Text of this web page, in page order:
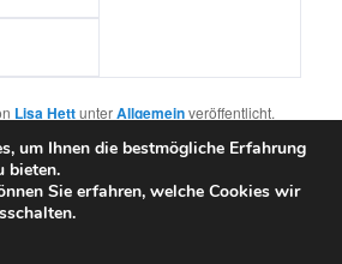
Lisa HettunterAllgemeinveröffentlicht.
präsentiert von WordPress
um Ihnen die bestmögliche Erfahrung
bieten.
Sie erfahren, welche Cookies wir